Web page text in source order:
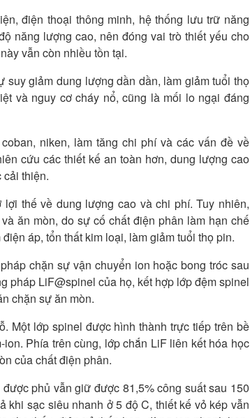
điện thoại thông minh, hệ thống lưu trữ năng
năng lượng cao, nên đóng vai trò thiết yếu cho
vẫn còn nhiều tồn tại.
giảm dung lượng dần dần, làm giảm tuổi thọ
và nguy cơ cháy nổ, cũng là mối lo ngại đáng
niken, làm tăng chi phí và các vấn đề về
cứu các thiết kế an toàn hơn, dung lượng cao
cải thiện.
thế về dung lượng cao và chi phí. Tuy nhiên,
ăn mòn, do sự cố chất điện phân làm hạn chế
áp, tổn thất kim loại, làm giảm tuổi thọ pin.
chặn sự vận chuyển ion hoặc bong tróc sau
pháp LiF@spinel của họ, kết hợp lớp đệm spinel
chặn sự ăn mòn.
Một lớp spinel được hình thành trực tiếp trên bề
Phía trên cùng, lớp chắn LiF liên kết hóa học
của chất điện phân.
phủ vẫn giữ được 81,5% công suất sau 150
khi sạc siêu nhanh ở 5 độ C, thiết kế vỏ kép vẫn